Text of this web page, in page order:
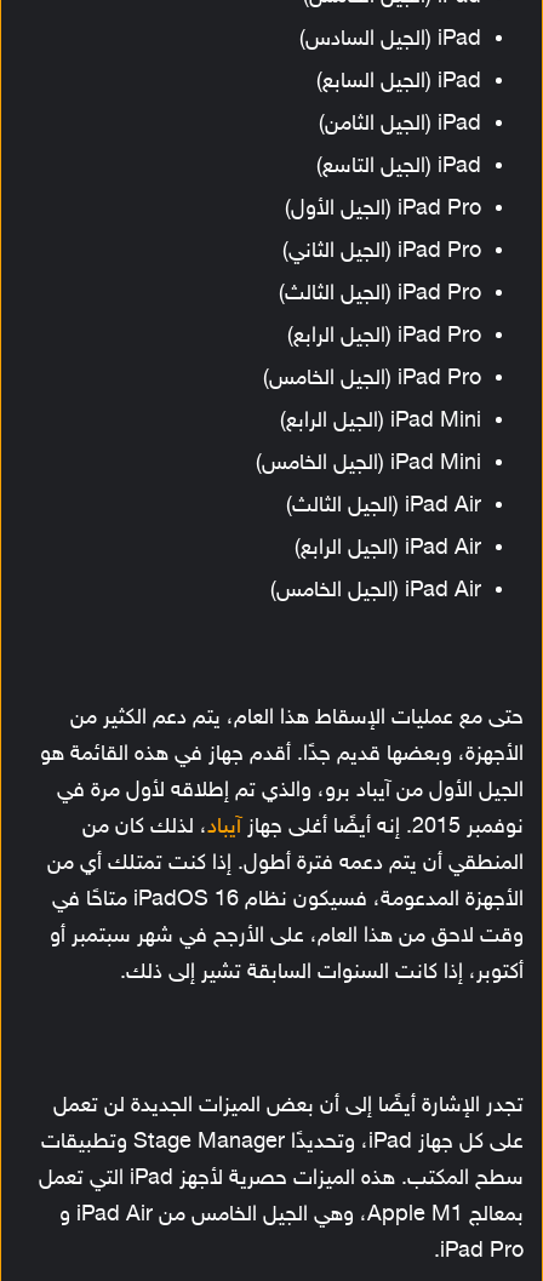
iPad (الجيل السادس)
iPad (الجيل السابع)
iPad (الجيل الثامن)
iPad (الجيل التاسع)
iPad Pro (الجيل الأول)
iPad Pro (الجيل الثاني)
iPad Pro (الجيل الثالث)
iPad Pro (الجيل الرابع)
iPad Pro (الجيل الخامس)
iPad Mini (الجيل الرابع)
iPad Mini (الجيل الخامس)
iPad Air (الجيل الثالث)
iPad Air (الجيل الرابع)
iPad Air (الجيل الخامس)
حتى مع عمليات الإسقاط هذا العام، يتم دعم الكثير من
الأجهزة، وبعضها قديم جدًا. أقدم جهاز في هذه القائمة هو
الجيل الأول من آيباد برو، والذي تم إطلاقه لأول مرة في
نوفمبر 2015. إنه أيضًا أغلى جهاز
آيباد، لذلك كان من
المنطقي أن يتم دعمه فترة أطول. إذا كنت تمتلك أي من
الأجهزة المدعومة، فسيكون نظام iPadOS 16 متاحًا في
وقت لاحق من هذا العام، على الأرجح في شهر سبتمبر أو
أكتوبر، إذا كانت السنوات السابقة تشير إلى ذلك.
تجدر الإشارة أيضًا إلى أن بعض الميزات الجديدة لن تعمل
على كل جهاز iPad، وتحديدًا Stage Manager وتطبيقات
سطح المكتب. هذه الميزات حصرية لأجهز iPad التي تعمل
بمعالج Apple M1، وهي الجيل الخامس من iPad Air و
iPad Pro.